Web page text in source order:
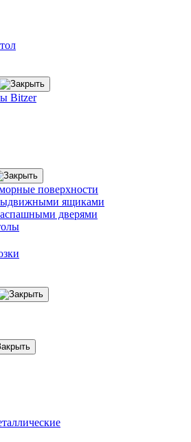
Bitzer
поверхности
ящиками
дверями